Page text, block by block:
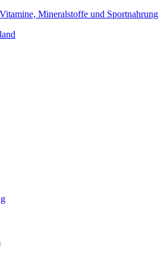
Vitamine, Mineralstoffe und Sportnahrung